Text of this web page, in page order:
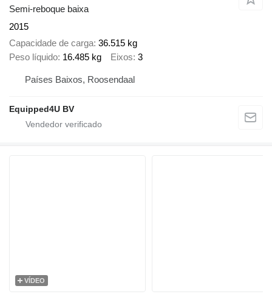
Semi-reboque baixa
2015
Capacidade de carga 36.515 kg
Peso líquido 16.485 kg Eixos 3
Países Baixos, Roosendaal
Equipped4U BV
VÍDEO